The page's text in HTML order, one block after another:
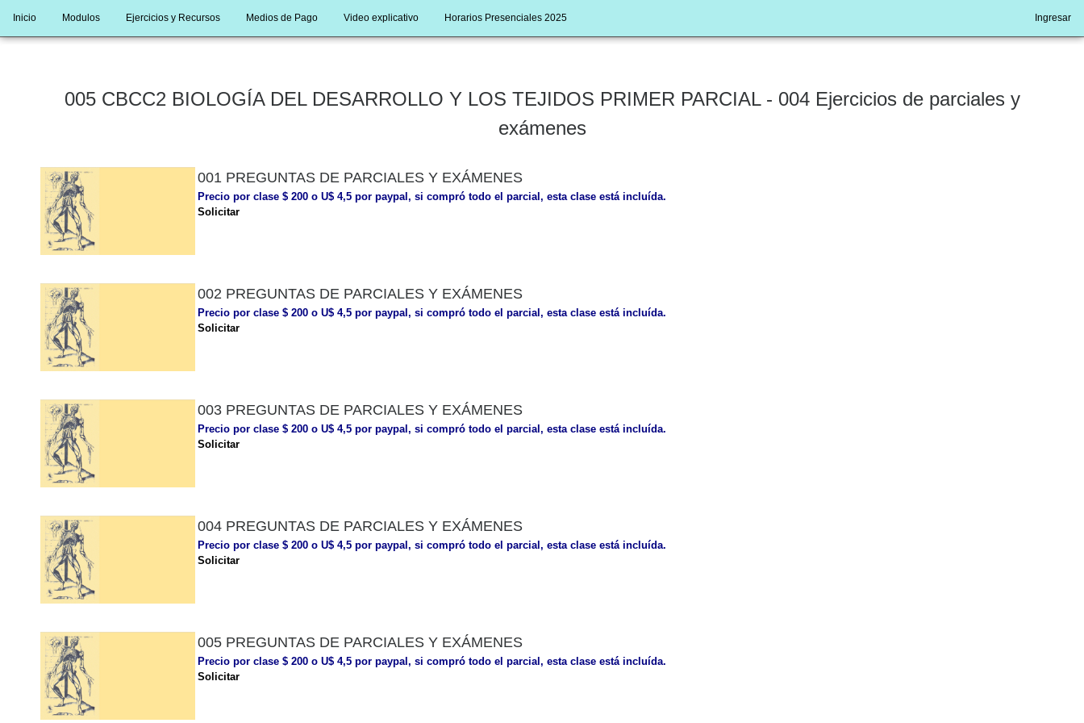
Inicio Modulos Ejercicios y Recursos Medios de Pago Video explicativo Horarios Presenciales 2025 Ingresar
005 CBCC2 BIOLOGÍA DEL DESARROLLO Y LOS TEJIDOS PRIMER PARCIAL - 004 Ejercicios de parciales y
exámenes
001 PREGUNTAS DE PARCIALES Y EXÁMENES
Precio por clase $ 200 o U$ 4,5 por paypal, si compró todo el parcial, esta clase está incluída.
Solicitar
002 PREGUNTAS DE PARCIALES Y EXÁMENES
Precio por clase $ 200 o U$ 4,5 por paypal, si compró todo el parcial, esta clase está incluída.
Solicitar
003 PREGUNTAS DE PARCIALES Y EXÁMENES
Precio por clase $ 200 o U$ 4,5 por paypal, si compró todo el parcial, esta clase está incluída.
Solicitar
004 PREGUNTAS DE PARCIALES Y EXÁMENES
Precio por clase $ 200 o U$ 4,5 por paypal, si compró todo el parcial, esta clase está incluída.
Solicitar
005 PREGUNTAS DE PARCIALES Y EXÁMENES
Precio por clase $ 200 o U$ 4,5 por paypal, si compró todo el parcial, esta clase está incluída.
Solicitar